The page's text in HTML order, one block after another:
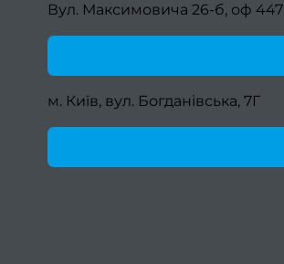
Вул. Максимовича 26-б, оф 447
м. Київ, вул. Богданівська, 7Г